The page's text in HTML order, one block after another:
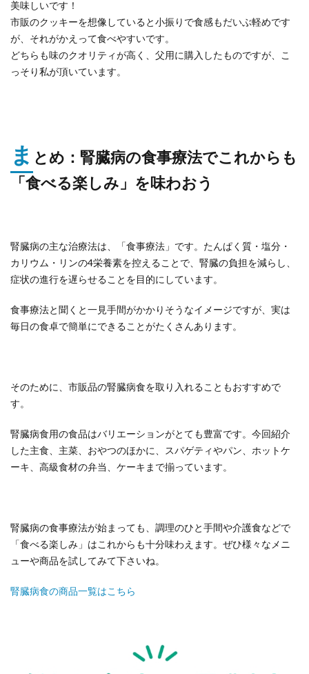
美味しいです！
市販のクッキーを想像していると小振りで食感もだいぶ軽めです
が、それがかえって食べやすいです。
どちらも味のクオリティが高く、父用に購入したものですが、こ
っそり私が頂いています。
ま とめ：腎臓病の食事療法でこれからも
「食べる楽しみ」を味わおう
腎臓病の主な治療法は、「食事療法」です。たんぱく質・塩分・
カリウム・リンの4栄養素を控えることで、腎臓の負担を減らし、
症状の進行を遅らせることを目的にしています。
食事療法と聞くと一見手間がかかりそうなイメージですが、実は
毎日の食卓で簡単にできることがたくさんあります。
そのために、市販品の腎臓病食を取り入れることもおすすめで
す。
腎臓病食用の食品はバリエーションがとても豊富です。今回紹介
した主食、主菜、おやつのほかに、スパゲティやパン、ホットケ
ーキ、高級食材の弁当、ケーキまで揃っています。
腎臓病の食事療法が始まっても、調理のひと手間や介護食などで
「食べる楽しみ」はこれからも十分味わえます。ぜひ様々なメニ
ューや商品を試してみて下さいね。
腎臓病食の商品一覧はこちら